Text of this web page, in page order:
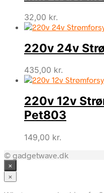
32,00 kr.
220v 24v
435,00 kr.
220v 12v
Pet803
149,00 kr.
© gadgetwave.dk
×
×